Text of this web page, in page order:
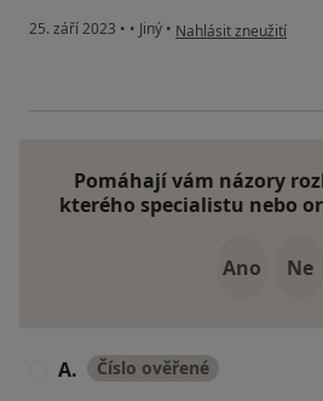
25. září 2023 • • Jiný • podle názoru uživatele
Nahlásit zneužití
Pomáhají vám názory
kterého specialistu nebo
Ano Ne
A. Číslo ověřené